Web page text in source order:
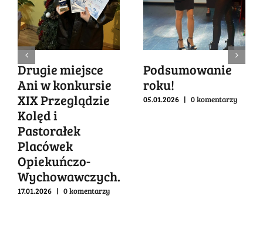
Drugie miejsce
Ani w konkursie
XIX Przeglądzie
Kolęd i
Pastorałek
Placówek
Opiekuńczo-
Wychowawczych.
17.01.2026 | 0 komentarzy
Podsumowanie
roku!
05.01.2026 | 0 komentarzy